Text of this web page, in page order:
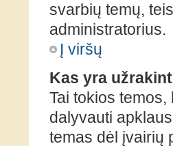
svarbių temų,
administratorius.
Į viršų
Kas yra
Tai tokios
dalyvauti
temas dėl įvairių